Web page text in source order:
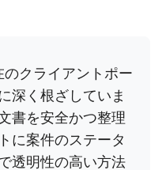
のクライアントポー
深く根ざしていま
書を安全かつ整理
に案件のステータ
透明性の高い方法